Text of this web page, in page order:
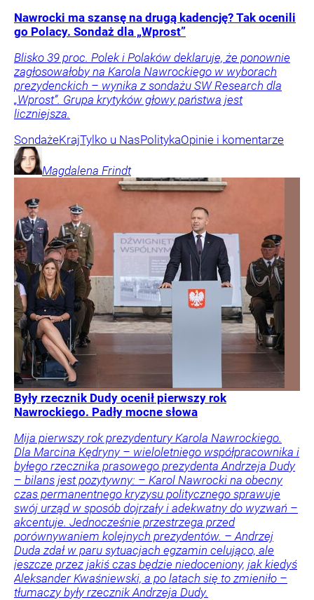
Nawrocki ma szansę na drugą kadencję? Tak ocenili
go Polacy. Sondaż dla „Wprost”
Blisko 39 proc. Polek i Polaków deklaruje, że ponownie
zagłosowałoby na Karola Nawrockiego w wyborach
prezydenckich – wynika z sondażu SW Research dla
„Wprost”. Grupa krytyków głowy państwa jest
liczniejsza.
SondażeKrajTylko u NasPolitykaOpinie i komentarze
Magdalena Frindt
Były rzecznik Dudy ocenił pierwszy rok
Nawrockiego. Padły mocne słowa
Mija pierwszy rok prezydentury Karola Nawrockiego.
Dla Marcina Kędryny – wieloletniego współpracownika i
byłego rzecznika prasowego prezydenta Andrzeja Dudy
– bilans jest pozytywny: – Karol Nawrocki na obecny
czas permanentnego kryzysu politycznego sprawuje
swój urząd w sposób dojrzały i adekwatny do wyzwań –
akcentuje. Jednocześnie przestrzega przed
porównywaniem kolejnych prezydentów. – Andrzej
Duda zdał w paru sytuacjach egzamin celująco, ale
jeszcze przez jakiś czas będzie niedoceniony, jak kiedyś
Aleksander Kwaśniewski, a po latach się to zmieniło –
tłumaczy były rzecznik Andrzeja Dudy.